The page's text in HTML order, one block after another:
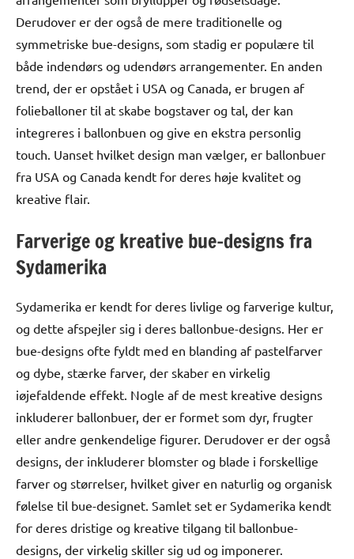
Derudover er der også de mere traditionelle og
symmetriske bue-designs, som stadig er populære til
både indendørs og udendørs arrangementer. En anden
trend, der er opstået i USA og Canada, er brugen af
folieballoner til at skabe bogstaver og tal, der kan
integreres i ballonbuen og give en ekstra personlig
touch. Uanset hvilket design man vælger, er ballonbuer
fra USA og Canada kendt for deres høje kvalitet og
kreative flair.
Farverige og kreative bue-designs fra
Sydamerika
Sydamerika er kendt for deres livlige og farverige kultur,
og dette afspejler sig i deres ballonbue-designs. Her er
bue-designs ofte fyldt med en blanding af pastelfarver
og dybe, stærke farver, der skaber en virkelig
iøjefaldende effekt. Nogle af de mest kreative designs
inkluderer ballonbuer, der er formet som dyr, frugter
eller andre genkendelige figurer. Derudover er der også
designs, der inkluderer blomster og blade i forskellige
farver og størrelser, hvilket giver en naturlig og organisk
følelse til bue-designet. Samlet set er Sydamerika kendt
for deres dristige og kreative tilgang til ballonbue-
designs, der virkelig skiller sig ud og imponerer.